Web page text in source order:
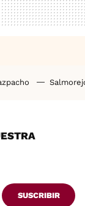
SUSCRIBIR